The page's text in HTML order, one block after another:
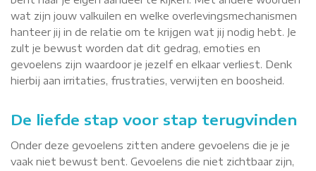
wat zijn jouw valkuilen en welke overlevingsmechanismen
hanteer jij in de relatie om te krijgen wat jij nodig hebt. Je
zult je bewust worden dat dit gedrag, emoties en
gevoelens zijn waardoor je jezelf en elkaar verliest. Denk
hierbij aan irritaties, frustraties, verwijten en boosheid.
De liefde stap voor stap terugvinden
Onder deze gevoelens zitten andere gevoelens die je je
vaak niet bewust bent. Gevoelens die niet zichtbaar zijn,